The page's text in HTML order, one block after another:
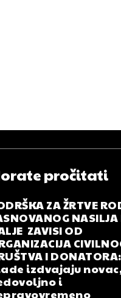
pročitati
ZA ŽRTVE
NASILJA
ZAVISI OD
I DONATORA:
izdvajaju
i